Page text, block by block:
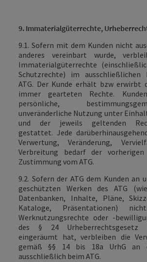
9. Immaterialgüterrechte,
9.1. Sofern mit dem Kunden nicht
anderes vereinbart wurde,
Immaterialgüterrechte
Schutzrechte) im ausschließlichen
ATG. Der Kunde erhält bzw erwirbt
immer gearteten Rechte.
persönliche,
unveränderliche Nutzung unter
und der jeweils geltenden
gestattet. Jede
Verwertung, Veränderung,
Verbreitung bedarf der vorherigen
Zustimmung vom ATG.
9.2. Sofern der ATG dem Kunden an
geschützten Werken des ATG
Datenbanken, Inhalte, Pläne,
Kataloge, Präsentationen)
Werknutzungsrechte oder -
des § 24 Urheberrechtsgesetz
eingeräumt hat, verbleiben die
gemäß §§ 14 bis 18a UrhG an
ausschließlich beim ATG.